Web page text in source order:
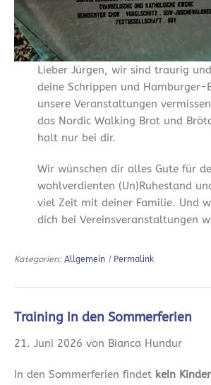
Lieber Jürgen, wir sind traurig
deine Schrippen und Hamburger-
unsere Veranstaltungen
das Nordic Walking Brot und
halt nur bei dir.
Wir wünschen dir alles Gute für
wohlverdienten (Un)Ruhestand
viel Zeit mit deiner Familie. Und
dich bei Vereinsveranstaltungen
Kategorien: Allgemein | Permalink
Training in den Sommerferien
21. Juni 2026 von Bianca Hundur
In den Sommerferien findet kein